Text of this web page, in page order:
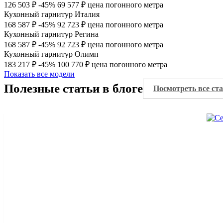
126 503 ₽ -45% 69 577 ₽ цена погонного метра
Кухонный гарнитур Италия
168 587 ₽ -45% 92 723 ₽ цена погонного метра
Кухонный гарнитур Регина
168 587 ₽ -45% 92 723 ₽ цена погонного метра
Кухонный гарнитур Олимп
183 217 ₽ -45% 100 770 ₽ цена погонного метра
Показать все модели
Полезные статьи в блоге Посмотреть все